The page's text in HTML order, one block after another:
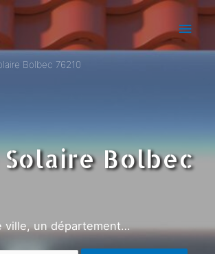
Bolbec 76210
Bolbec
ville, un département…